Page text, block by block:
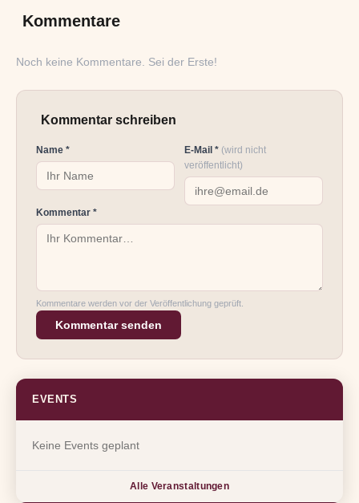
Kommentare
Noch keine Kommentare. Sei der Erste!
Kommentar schreiben
Name * E-Mail * (wird nicht
veröffentlicht)
Kommentar *
Kommentare werden vor der Veröffentlichung geprüft.
Kommentar senden
EVENTS
Keine Events geplant
Alle Veranstaltungen